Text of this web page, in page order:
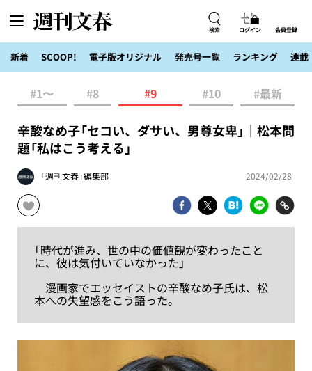
検索 ログイン 会員登録
新着 SCOOP! 電子版オリジナル 発売号一覧 ランキング 連載
#1〜 #8 #9 #10 #最新
辛酸なめ子「セコい、ダサい、男尊女卑」｜松本問
題「私はこう考える」
「週刊文春」編集部 2024/02/28
「時代が進み、世の中の価値観が変わったこと
に、彼は気付いていなかった」
漫画家でエッセイストの辛酸なめ子氏は、松
本への失望感をこう語った。